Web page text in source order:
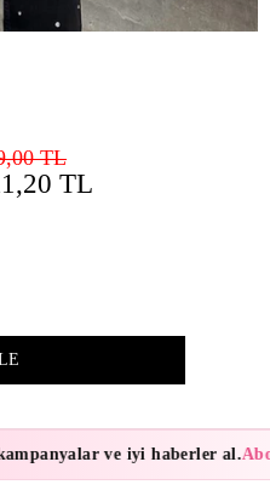
TL
TL
ve iyi haberler al.